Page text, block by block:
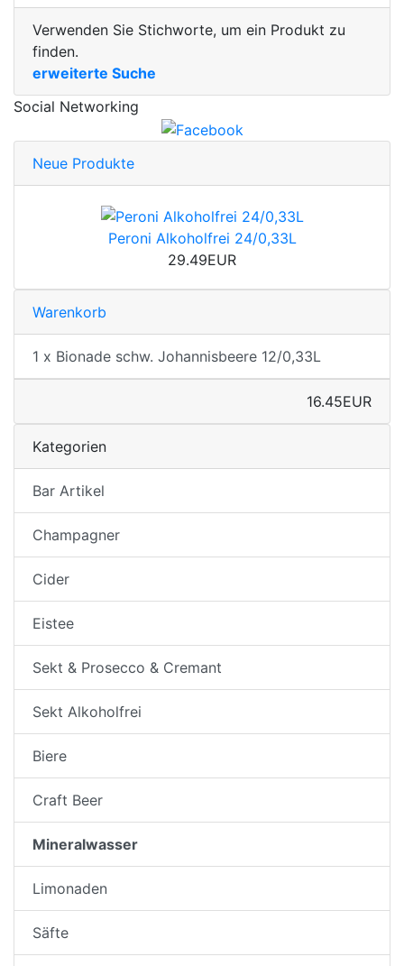
Verwenden Sie Stichworte, um ein Produkt zu
finden.
erweiterte Suche
Social Networking
Neue Produkte
Peroni Alkoholfrei 24/0,33L
29.49EUR
Warenkorb
1 x Bionade schw. Johannisbeere 12/0,33L
16.45EUR
Kategorien
Bar Artikel
Champagner
Cider
Eistee
Sekt & Prosecco & Cremant
Sekt Alkoholfrei
Biere
Craft Beer
Mineralwasser
Limonaden
Säfte